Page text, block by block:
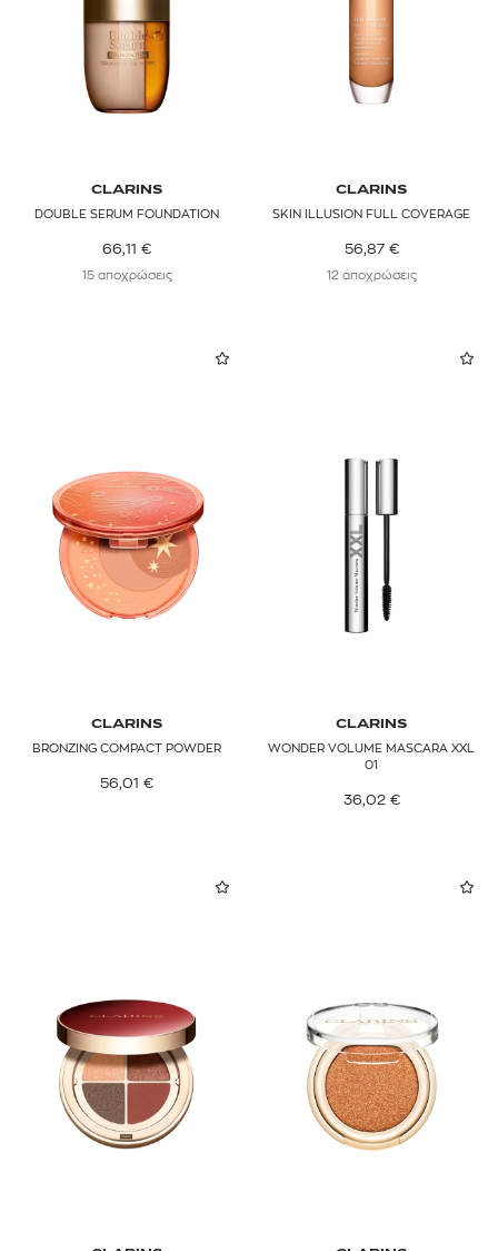
CLARINS
DOUBLE SERUM FOUNDATION
66,11 €
15 αποχρώσεις
CLARINS
SKIN ILLUSION FULL COVERAGE
56,87 €
12 αποχρώσεις
CLARINS
BRONZING COMPACT POWDER
56,01 €
CLARINS
WONDER VOLUME MASCARA XXL
01
36,02 €